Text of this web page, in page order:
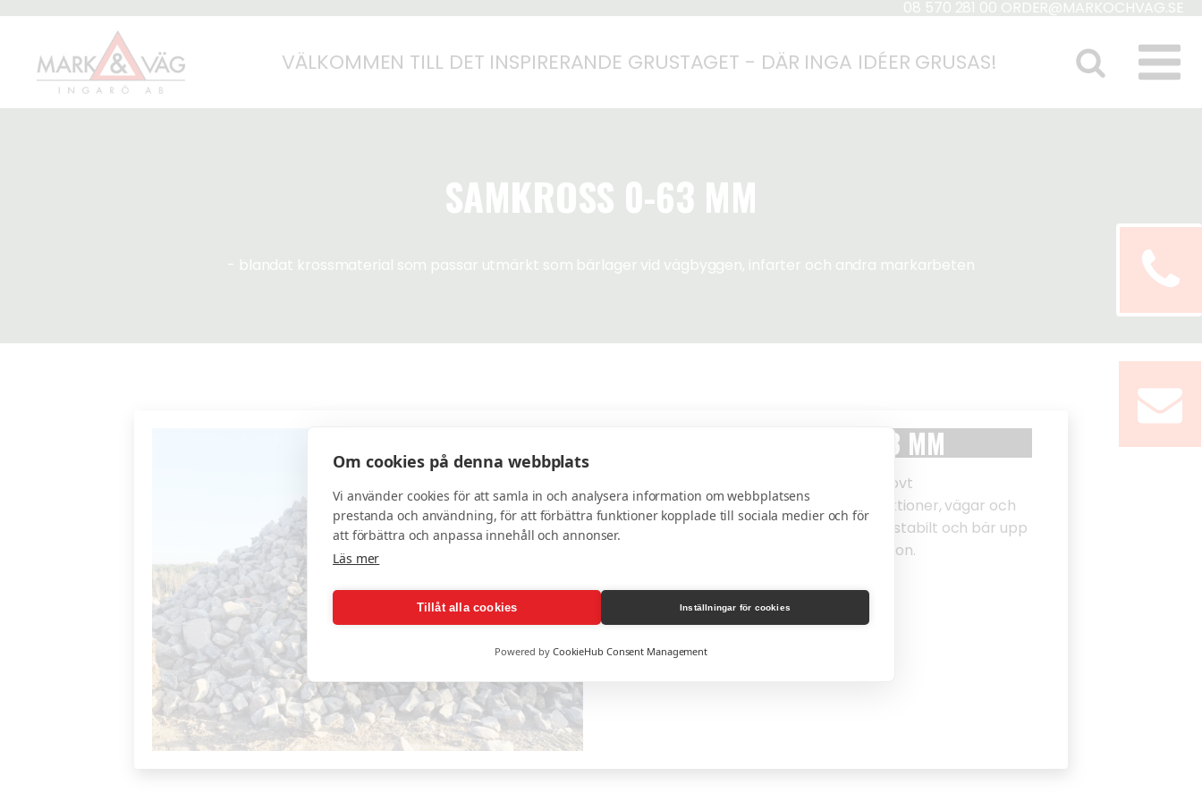
Om cookies på denna webbplats
Vi använder cookies för att samla in och analysera information om webbplatsens
prestanda och användning, för att förbättra funktioner kopplade till sociala medier och för
att förbättra och anpassa innehåll och annonser.
Läs mer
Tillåt alla cookies Inställningar för cookies
Powered by CookieHub Consent Management
08 570 281 00 ORDER@MARKOCHVAG.SE
VÄLKOMMEN TILL DET INSPIRERANDE GRUSTAGET - DÄR INGA IDÉER GRUSAS!
SAMKROSS 0-63 MM
- blandat krossmaterial som passar utmärkt som bärlager vid vägbyggen, infarter och andra markarbeten
SAMKROSS 0-63 MM
Samkross 0–63 mm används som grovt
förstärkningslager vid tunga konstruktioner, vägar och
stora uppfarter. Det packas mycket stabilt och bär upp
stora laster tack vare sin grova fraktion.